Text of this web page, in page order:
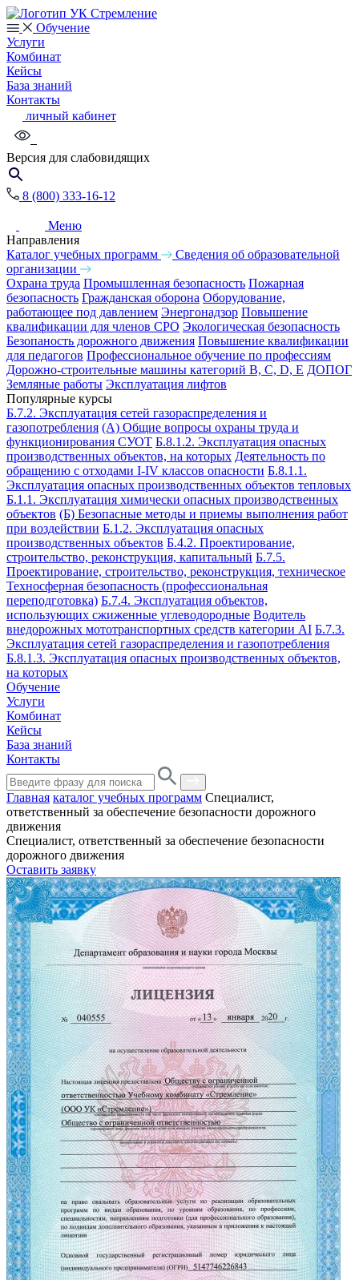
Обучение
Услуги
Комбинат
Кейсы
База знаний
Контакты
личный кабинет
Версия для слабовидящих
8 (800) 333-16-12
Меню
Направления
Каталог учебных программ
Сведения об образовательной
организации
Охрана труда Промышленная безопасность Пожарная
безопасность Гражданская оборона Оборудование,
работающее под давлением Энергонадзор Повышение
квалификации для членов СРО Экологическая безопасность
Безопаность дорожного движения Повышение квалификации
для педагогов Профессиональное обучение по профессиям
Дорожно-строительные машины категорий B, C, D, E ДОПОГ
Земляные работы Эксплуатация лифтов
Популярные курсы
Б.7.2. Эксплуатация сетей газораспределения и
газопотребления (А) Общие вопросы охраны труда и
функционирования СУОТ Б.8.1.2. Эксплуатация опасных
производственных объектов, на которых Деятельность по
обращению с отходами I-IV классов опасности Б.8.1.1.
Эксплуатация опасных производственных объектов тепловых
Б.1.1. Эксплуатация химически опасных производственных
объектов (Б) Безопасные методы и приемы выполнения работ
при воздействии Б.1.2. Эксплуатация опасных
производственных объектов Б.4.2. Проектирование,
строительство, реконструкция, капитальный Б.7.5.
Проектирование, строительство, реконструкция, техническое
Техносферная безопасность (профессиональная
переподготовка) Б.7.4. Эксплуатация объектов,
использующих сжиженные углеводородные Водитель
внедорожных мототранспортных средств категории АI Б.7.3.
Эксплуатация сетей газораспределения и газопотребления
Б.8.1.3. Эксплуатация опасных производственных объектов,
на которых
Обучение
Услуги
Комбинат
Кейсы
База знаний
Контакты
Главная каталог учебных программ Специалист,
ответственный за обеспечение безопасности дорожного
движения
Специалист, ответственный за обеспечение безопасности
дорожного движения
Оставить заявку